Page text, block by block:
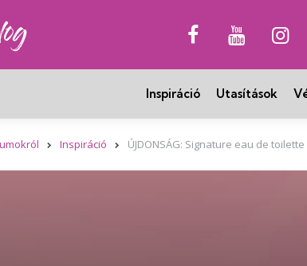
Inspiráció Utasítások
Inspiráció ÚJDONSÁG: Signature eau de toilette